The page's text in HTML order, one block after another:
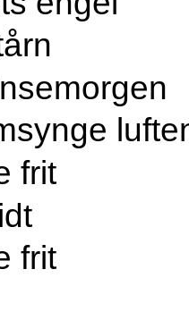
frit
frit